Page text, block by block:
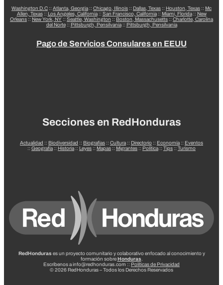
Washington D.C :: Atlanta, Georgia :: Chicago, Illinois :: Dallas, Texas :: Houston, Texas :: Mc
Allen, Texas:: Los Angeles, California:: San Francisco, California:: Miami, Florida:: New
Orleans :: New York, NY :: Seattle, Washington :: Boston, Massachusetts :: Charlotte, Carolina
del Norte:: Pittsburgh, Pensilvania:: Pittsburgh, Pensilvania
Pago de Servicios Consulares en EEUU
Secciones en RedHonduras
Actualidad :: Biodiversidad :: Biografías :: Cultura :: Directorio :: Economía :: Eventos
:: Geografía :: Historia :: Leyes :: Mapas :: Migrantes :: Política :: Tips :: Turismo
RedHonduras es un proyecto comunitario y colaborativo enfocado al conocimiento y
formación sobreHonduras
Escríbenos a info@redhonduras.com :: Políticas de Privacidad
© 2026 RedHonduras – Todos los Derechos Reservados